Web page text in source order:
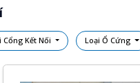
Cổng Kết Nối Loại Ổ Cứng